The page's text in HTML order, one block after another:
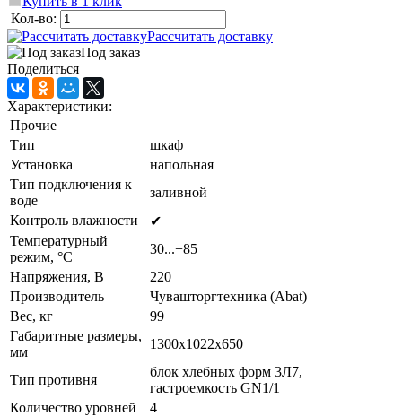
Кол-во:
Рассчитать доставку
Под заказ
Поделиться
Характеристики:
Прочие
Тип
шкаф
Установка
напольная
Тип подключения к
воде
заливной
Контроль влажности
✔
Температурный
режим, °C
30...+85
Напряжения, В
220
Производитель
Чувашторгтехника (Abat)
Вес, кг
99
Габаритные размеры,
мм
1300х1022х650
Тип противня
блок хлебных форм 3Л7,
гастроемкость GN1/1
Количество уровней
4